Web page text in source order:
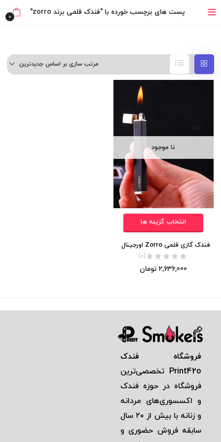
بدون ضامن، بدون سود
پست های برچسب خورده با "فندک قلمی برند zorro" 0
مرتب سازی بر اساس جدیدترین
نا موجود
انتخاب گزینه ها
فندک گازی قلمی Zorro اورجینال
(0)
2,636,000 تومان
فروشگاه فندک
Print42o تخصصی‌ترين
فروشگاه در حوزه فندک
و اكسسوری‌های مردانه
و زنانه با بيش از ٢٠ سال
سابقه فروش حضوری و